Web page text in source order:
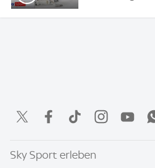
Sky Sport erleben